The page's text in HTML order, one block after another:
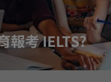
報考 IELTS?